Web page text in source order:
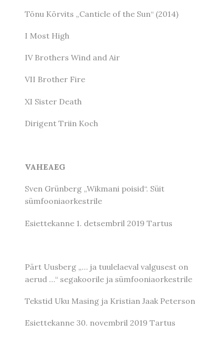
Tõnu Kõrvits „Canticle of the Sun“ (2014)
I Most High
IV Brothers Wind and Air
VII Brother Fire
XI Sister Death
Dirigent Triin Koch
VAHEAEG
Sven Grünberg „Wikmani poisid“. Süit
sümfooniaorkestrile
Esiettekanne 1. detsembril 2019 Tartus
Pärt Uusberg „… ja tuulelaeval valgusest on
aerud …“ segakoorile ja sümfooniaorkestrile
Tekstid Uku Masing ja Kristian Jaak Peterson
Esiettekanne 30. novembril 2019 Tartus